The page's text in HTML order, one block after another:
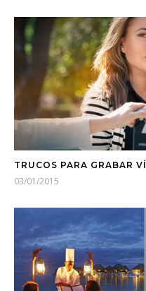
TRUCOS PARA GRABAR
03/01/2015